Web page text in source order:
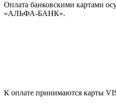
Оплата банковскими картами
«АЛЬФА-БАНК».
К оплате принимаются карты